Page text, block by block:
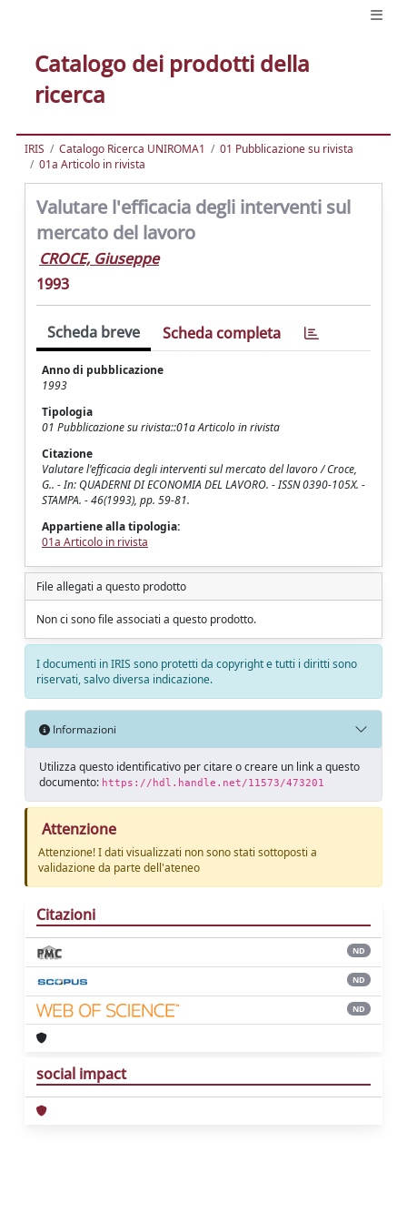
Catalogo dei prodotti della
ricerca
IRIS Catalogo Ricerca UNIROMA1
01 Pubblicazione su rivista
01a Articolo in rivista
Valutare l'efficacia degli interventi sul
mercato del lavoro
CROCE, Giuseppe
1993
Scheda breve Scheda completa
Anno di pubblicazione
1993
Tipologia
01 Pubblicazione su rivista::01a Articolo in rivista
Citazione
Valutare l'efficacia degli interventi sul mercato del lavoro / Croce,
G.. - In: QUADERNI DI ECONOMIA DEL LAVORO. - ISSN 0390-105X. -
STAMPA. - 46(1993), pp. 59-81.
Appartiene alla tipologia:
01a Articolo in rivista
File allegati a questo prodotto
Non ci sono file associati a questo prodotto.
I documenti in IRIS sono protetti da copyright e tutti i diritti sono
riservati, salvo diversa indicazione.
Informazioni
Utilizza questo identificativo per citare o creare un link a questo
documento: https://hdl.handle.net/11573/473201
Attenzione
Attenzione! I dati visualizzati non sono stati sottoposti a
validazione da parte dell'ateneo
Citazioni
ND
ND
ND
social impact